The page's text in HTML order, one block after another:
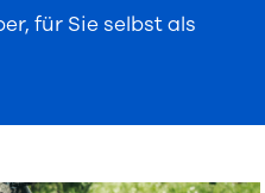
für Sie selbst als